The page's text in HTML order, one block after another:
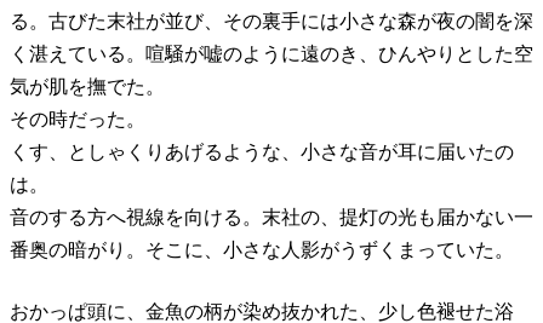
る。古びた末社が並び、その裏手には小さな森が夜の闇を深
く湛えている。喧騒が嘘のように遠のき、ひんやりとした空
気が肌を撫でた。
その時だった。
くす、としゃくりあげるような、小さな音が耳に届いたの
は。
音のする方へ視線を向ける。末社の、提灯の光も届かない一
番奥の暗がり。そこに、小さな人影がうずくまっていた。
おかっぱ頭に、金魚の柄が染め抜かれた、少し色褪せた浴